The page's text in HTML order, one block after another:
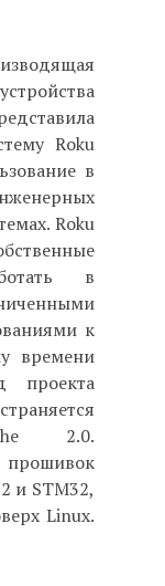
Roku
в
Roku
в
к
времени
проекта
2.0.
и STM32,
Linux.